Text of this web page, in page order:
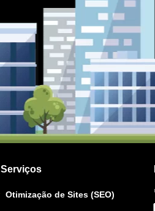
Serviços
Otimização de Sites (SEO)